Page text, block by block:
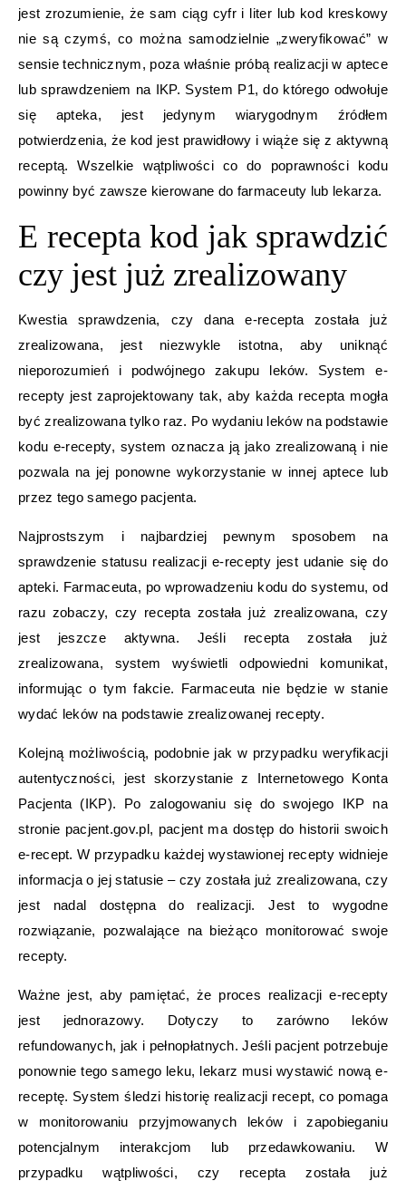
jest zrozumienie, że sam ciąg cyfr i liter lub kod kreskowy
nie są czymś, co można samodzielnie „zweryfikować” w
sensie technicznym, poza właśnie próbą realizacji w aptece
lub sprawdzeniem na IKP. System P1, do którego odwołuje
się apteka, jest jedynym wiarygodnym źródłem
potwierdzenia, że kod jest prawidłowy i wiąże się z aktywną
receptą. Wszelkie wątpliwości co do poprawności kodu
powinny być zawsze kierowane do farmaceuty lub lekarza.
E recepta kod jak sprawdzić
czy jest już zrealizowany
Kwestia sprawdzenia, czy dana e-recepta została już
zrealizowana, jest niezwykle istotna, aby uniknąć
nieporozumień i podwójnego zakupu leków. System e-
recepty jest zaprojektowany tak, aby każda recepta mogła
być zrealizowana tylko raz. Po wydaniu leków na podstawie
kodu e-recepty, system oznacza ją jako zrealizowaną i nie
pozwala na jej ponowne wykorzystanie w innej aptece lub
przez tego samego pacjenta.
Najprostszym i najbardziej pewnym sposobem na
sprawdzenie statusu realizacji e-recepty jest udanie się do
apteki. Farmaceuta, po wprowadzeniu kodu do systemu, od
razu zobaczy, czy recepta została już zrealizowana, czy
jest jeszcze aktywna. Jeśli recepta została już
zrealizowana, system wyświetli odpowiedni komunikat,
informując o tym fakcie. Farmaceuta nie będzie w stanie
wydać leków na podstawie zrealizowanej recepty.
Kolejną możliwością, podobnie jak w przypadku weryfikacji
autentyczności, jest skorzystanie z Internetowego Konta
Pacjenta (IKP). Po zalogowaniu się do swojego IKP na
stronie pacjent.gov.pl, pacjent ma dostęp do historii swoich
e-recept. W przypadku każdej wystawionej recepty widnieje
informacja o jej statusie – czy została już zrealizowana, czy
jest nadal dostępna do realizacji. Jest to wygodne
rozwiązanie, pozwalające na bieżąco monitorować swoje
recepty.
Ważne jest, aby pamiętać, że proces realizacji e-recepty
jest jednorazowy. Dotyczy to zarówno leków
refundowanych, jak i pełnopłatnych. Jeśli pacjent potrzebuje
ponownie tego samego leku, lekarz musi wystawić nową e-
receptę. System śledzi historię realizacji recept, co pomaga
w monitorowaniu przyjmowanych leków i zapobieganiu
potencjalnym interakcjom lub przedawkowaniu. W
przypadku wątpliwości, czy recepta została już